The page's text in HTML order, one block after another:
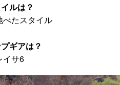
ルは？
べたスタイル
ギアは？
サ6